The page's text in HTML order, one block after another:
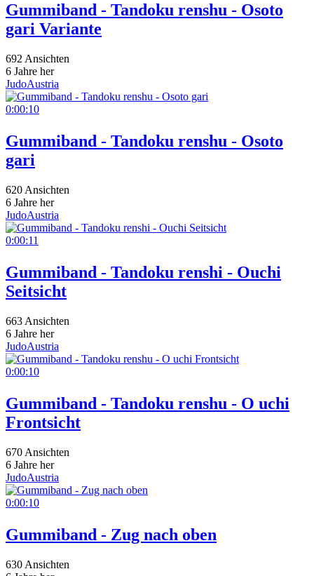
Gummiband - Tandoku renshu - Osoto
gari Variante
692 Ansichten
6 Jahre her
JudoAustria
0:00:10
Gummiband - Tandoku renshu - Osoto
gari
620 Ansichten
6 Jahre her
JudoAustria
0:00:11
Gummiband - Tandoku renshi - Ouchi
Seitsicht
663 Ansichten
6 Jahre her
JudoAustria
0:00:10
Gummiband - Tandoku renshu - O uchi
Frontsicht
670 Ansichten
6 Jahre her
JudoAustria
0:00:10
Gummiband - Zug nach oben
630 Ansichten